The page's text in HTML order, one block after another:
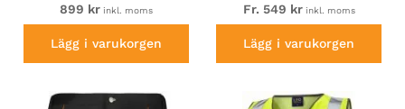
899 krinkl. moms
Lägg i varukorgen
Fr. 549 krinkl. moms
Lägg i varukorgen